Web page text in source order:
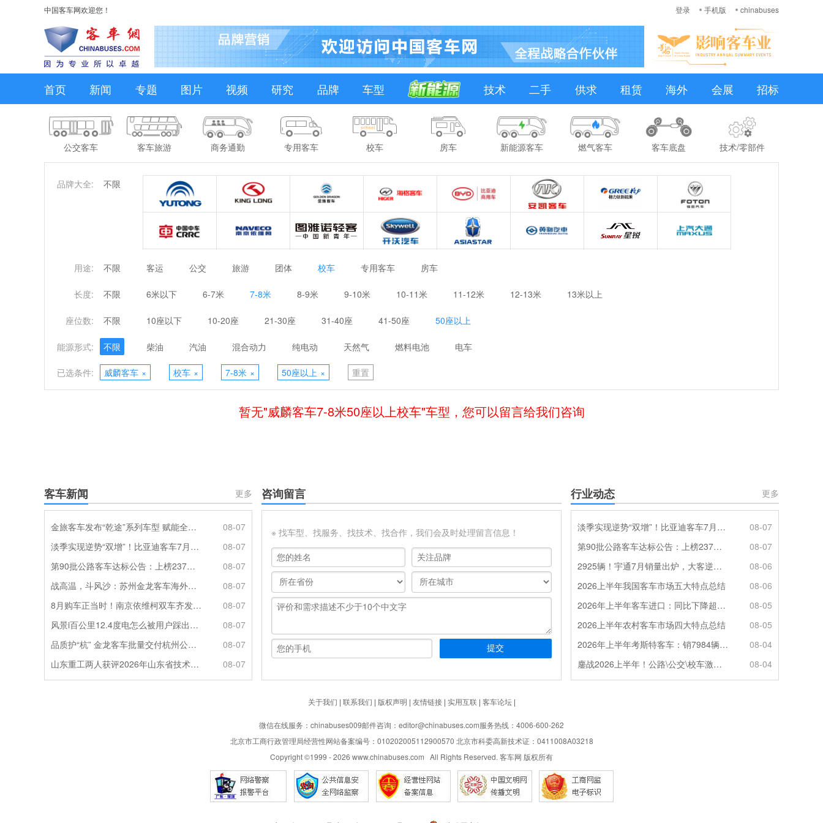
中国客车网欢迎您！ 登录 手机版 chinabuses
首页 新闻 专题 图片 视频 研究 品牌 车型 技术 二手 供求 租赁 海外 会展 招标
公交客车 客车旅游 商务通勤 专用客车 校车 房车 新能源客车 燃气客车 客车底盘 技术/零部件
品牌大全: 不限
用途: 不限 客运 公交 旅游 团体 校车 专用客车 房车
长度: 不限 6米以下 6-7米 7-8米 8-9米 9-10米 10-11米 11-12米 12-13米 13米以上
座位数: 不限 10座以下 10-20座 21-30座 31-40座 41-50座 50座以上
能源形式: 不限 柴油 汽油 混合动力 纯电动 天然气 燃料电池 电车
已选条件: 威麟客车 × 校车 × 7-8米 × 50座以上 × 重置
暂无"威麟客车7-8米50座以上校车"车型，您可以留言给我们咨询
客车新闻 更多
金旅客车发布“乾途”系列车型 赋能全球客运产业提质升级
08-07
淡季实现逆势“双增”！比亚迪客车7月热销620辆创新高
08-07
第90批公路客车达标公告：上榜237款创次高，混动\燃料电池缺席
08-07
战高温，斗风沙：苏州金龙客车海外服务的“极限温度测试”
08-07
8月购车正当时！南京依维柯双车齐发限时福利全解析
08-07
风景i百公里12.4度电怎么被用户踩出来的？
08-07
品质护“杭” 金龙客车批量交付杭州公交集团72辆
08-07
山东重工两人获评2026年山东省技术技能大师
08-07
咨询留言
※ 找车型、找服务、找技术、找合作，我们会及时处理留言信息！
行业动态 更多
淡季实现逆势“双增”！比亚迪客车7月热销620辆创新高
08-07
第90批公路客车达标公告：上榜237款创次高，混动\燃料电池缺席
08-07
2925辆！宇通7月销量出炉，大客逆势走强筑牢基本盘
08-06
2026上半年我国客车市场五大特点总结
08-06
2026年上半年客车进口：同比下降超4成，轻客主体地位凸显
08-05
2026上半年农村客车市场四大特点总结
08-05
2026年上半年考斯特客车：销7984辆 6米领涨领跑 电动化提速
08-04
鏖战2026上半年！公路\公交\校车激烈角逐，谁问鼎赛道赢家?
08-04
关于我们 | 联系我们 | 版权声明 | 友情链接| 实用互联| 客车论坛|
微信在线服务：chinabuses009邮件咨询：editor@chinabuses.com服务热线：4006-600-262
北京市工商行政管理局经营性网站备案编号：010202005112900570 北京市科委高新技术证：0411008A03218
Copyright ©1999 -2026 www.chinabuses.com All Rights Reserved. 客车网 版权所有